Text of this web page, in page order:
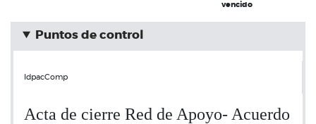
vencido
Puntos de control
IdpacComp
Acta de cierre Red de Apoyo- Acuerdo